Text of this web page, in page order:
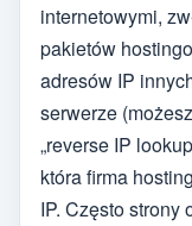
internetowymi,
pakietów
adresów IP
serwerze
„reverse IP
która firma
IP. Często strony